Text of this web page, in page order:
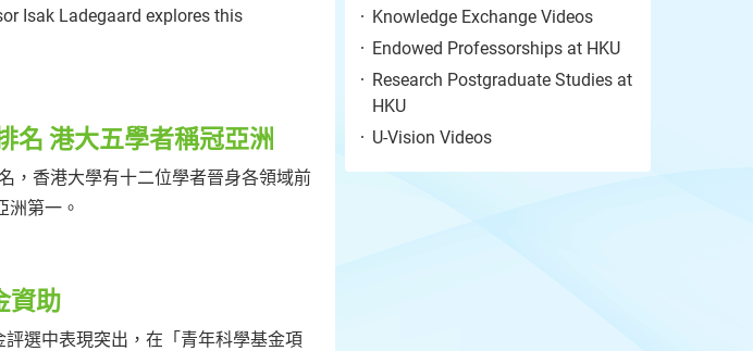
Isak Ladegaard explores this
名 港大五學者稱冠亞洲
，香港大學有十二位學者晉身各領域前
洲第一。
資助
選中表現突出，在「青年科學基金項
Knowledge Exchange Videos
Endowed Professorships at HKU
Research Postgraduate Studies at
HKU
U-Vision Videos